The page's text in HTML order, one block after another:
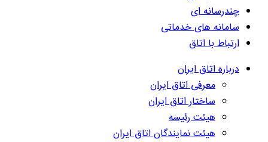
چندرسانه ای
سامانه های خدماتی
ارتباط با اتاق
درباره اتاق ایران
معرفی اتاق ایران
ساختار اتاق ایران
هیئت رئیسه
هیئت نمایندگان اتاق ایران